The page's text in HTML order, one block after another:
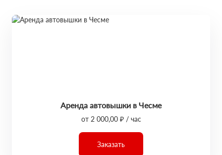
Аренда автовышки в Чесме
от 2 000,00 ₽ / час
Заказать